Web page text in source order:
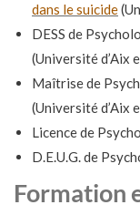
dans le suicide
DESS de
(Université d’Aix
Maîtrise de
(Université d’Aix
Licence de
D.E.U.G. de
Formation